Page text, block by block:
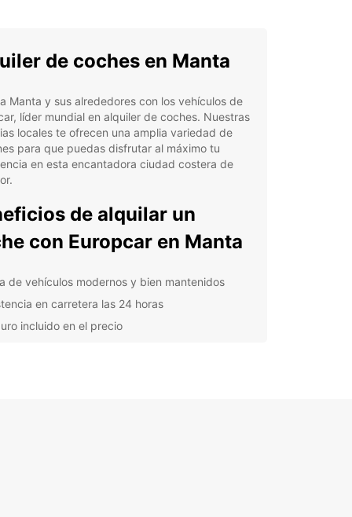
de coches en Manta
Manta y sus alrededores con los vehículos de
líder mundial en alquiler de coches. Nuestras
locales te ofrecen una amplia variedad de
para que puedas disfrutar al máximo tu
en esta encantadora ciudad costera de
de alquilar un
con Europcar en Manta
de vehículos modernos y bien mantenidos
en carretera las 24 horas
incluido en el precio